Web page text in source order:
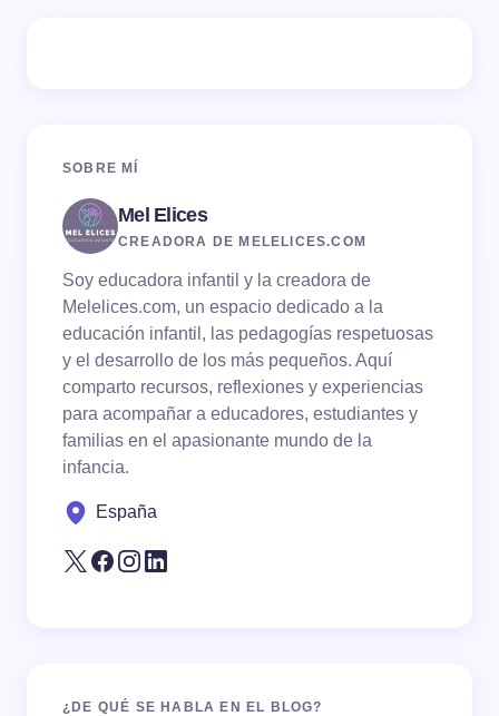
Your Comment *
Email *
Save my name and email in this browser for the
SOBRE MÍ
Mel Elices
CREADORA DE MELELICES.COM
Soy educadora infantil y la creadora de
Melelices.com, un espacio dedicado a la
educación infantil, las pedagogías respetuosas
y el desarrollo de los más pequeños. Aquí
comparto recursos, reflexiones y experiencias
para acompañar a educadores, estudiantes y
familias en el apasionante mundo de la
infancia.
España
¿DE QUÉ SE HABLA EN EL BLOG?